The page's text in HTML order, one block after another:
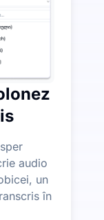
audio
un
în